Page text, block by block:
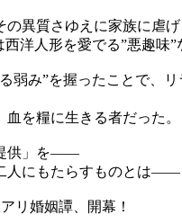
異質さゆえに家族に虐
洋人形を愛でる”悪趣味”
弱み”を握ったことで、リ
を糧に生きる者だった。
供」を――
人にもたらすものとは――
リ婚姻譚、開幕！